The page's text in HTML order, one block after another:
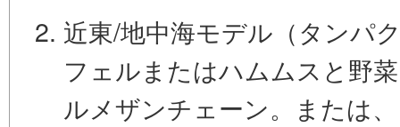
近東/地中海モデル（タンパ
フェルまたはハムムス と野
ルメザンチェーン。または